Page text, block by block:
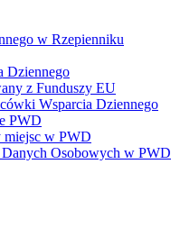
w Rzepienniku
Dziennego
z Funduszy EU
Wsparcia Dziennego
PWD
miejsc w PWD
Osobowych w PWD